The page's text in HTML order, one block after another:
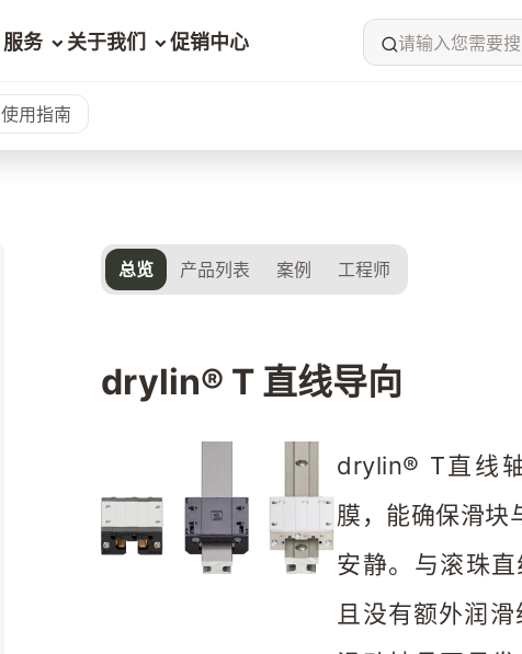
服务 关于我们 促销中心 请输入您需要
使用指南
总览 产品列表 案例 工程师
drylin® T 直线导向
drylin® T直线
膜，能确保滑块
安静。与滚珠
且没有额外润